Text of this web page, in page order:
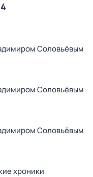
Соловьёвым
Соловьёвым
Соловьёвым
хроники